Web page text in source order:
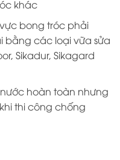
khác
bong tróc phải
bằng các loại vữa sửa
Sikadur, Sikagard
hoàn toàn nhưng
thi công chống